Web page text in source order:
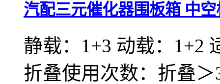
汽配三元催化器围板箱 中
静载：1+3 动载：
折叠使用次数：折叠＞